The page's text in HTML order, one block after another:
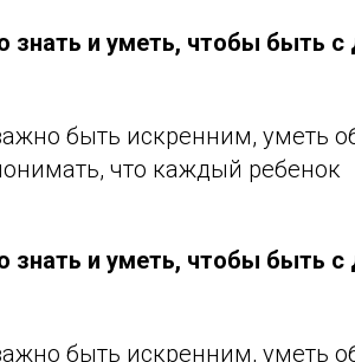
знать и уметь, чтобы быть с
быть искренним, уметь
что каждый ребенок
знать и уметь, чтобы быть с
быть искренним, уметь